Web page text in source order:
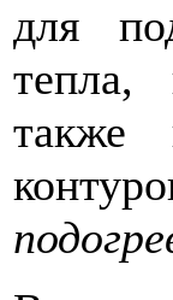
для
тепла,
также